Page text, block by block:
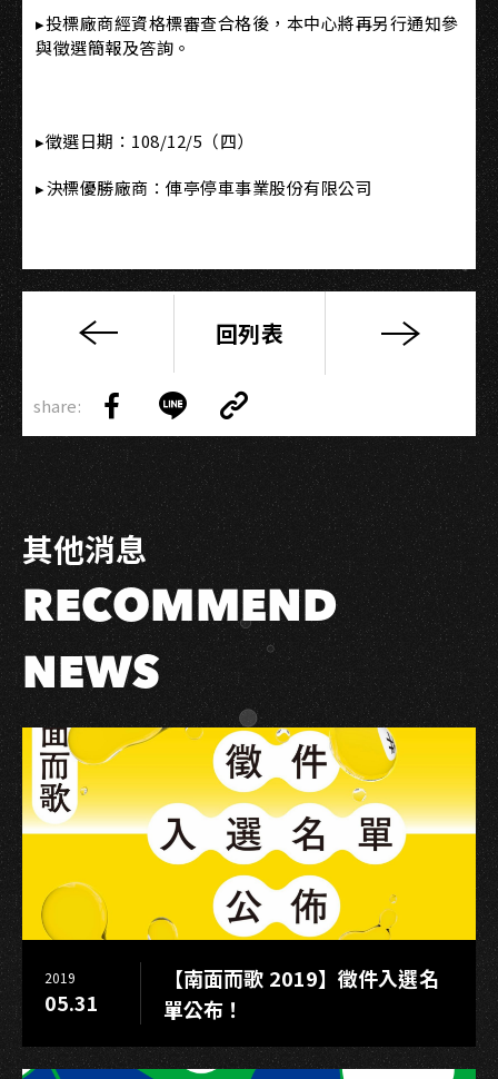
▸投標廠商經資格標審查合格後，本中心將再另行通知參
與徵選簡報及答詢。
▸徵選日期：108/12/5（四）
▸決標優勝廠商：俥亭停車事業股份有限公司
【2019
業
音
響
職
場
研
習】
開
始
受
理
報
名！
回列表
share:
Share
on
Facebook
Share
on
LINE
Copy
Link
Link
其他消息
RECOMMEND
NEWS
2019
05.31
【南面而歌 2019】徵件入選名
單公布！